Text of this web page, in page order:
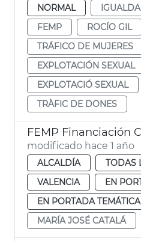
NORMAL
FEMP
ROCÍO GIL
TRÁFICO DE MUJERES
EXPLOTACIÓN SEXUAL
EXPLOTACIÓ SEXUAL
TRÀFIC DE DONES
FEMP Financiación
modificado hace 1 año
ALCALDÍA
TODAS
VALENCIA
EN
EN PORTADA TEMÁTICA
MARÍA JOSÉ CATALÁ